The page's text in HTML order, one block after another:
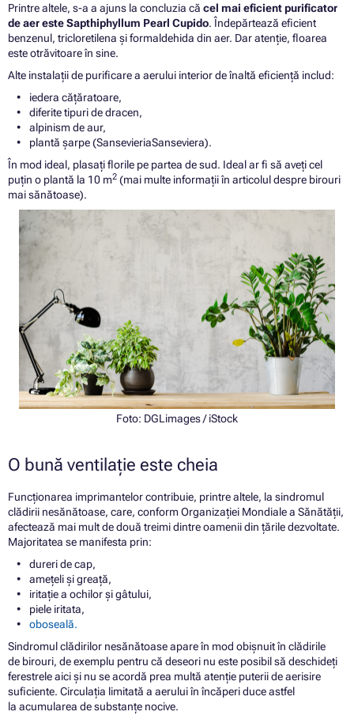
Printre altele, s-a a ajuns la concluzia că cel mai eficient purificator
de aer este Sapthiphyllum Pearl Cupido. Îndepărtează eficient
benzenul, tricloretilena și formaldehida din aer. Dar atenție, floarea
este otrăvitoare în sine.
Alte instalații de purificare a aerului interior de înaltă eficiență includ:
iedera cățăratoare,
diferite tipuri de dracen,
alpinism de aur,
plantă șarpe (SansevieriaSanseviera).
În mod ideal, plasați florile pe partea de sud. Ideal ar fi să aveți cel
puțin o plantă la 10 m2 (mai multe informații în articolul despre birouri
mai sănătoase).
Foto: DGLimages/ iStock
O bună ventilație este cheia
Funcționarea imprimantelor contribuie, printre altele, la sindromul
clădirii nesănătoase, care, conform Organizației Mondiale a Sănătății,
afectează mai mult de două treimi dintre oamenii din țările dezvoltate.
Majoritatea se manifesta prin:
dureri de cap,
amețeli și greață,
iritație a ochilor și gâtului,
piele iritata,
oboseală.
Sindromul clădirilor nesănătoase apare în mod obișnuit în clădirile
de birouri, de exemplu pentru că deseori nu este posibil să deschideți
ferestrele aici și nu se acordă prea multă atenție puterii de aerisire
suficiente. Circulația limitată a aerului în încăperi duce astfel
la acumularea de substanțe nocive.